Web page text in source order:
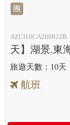
團
AZCI10CA260822B
天】湖景.東
10天
航班